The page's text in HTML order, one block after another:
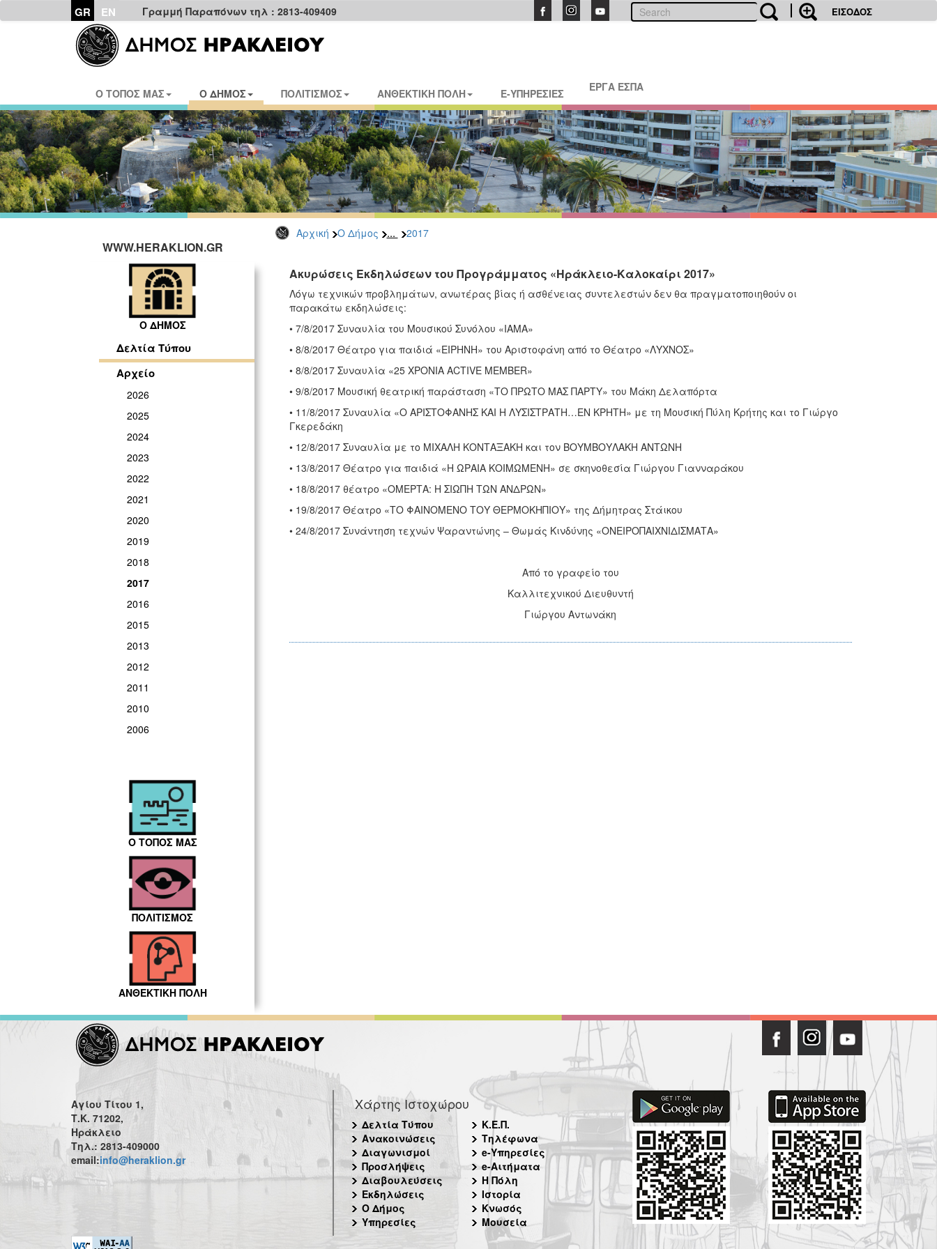
GR EN Γραμμή Παραπόνων τηλ : 2813-409409 ΕΙΣΟΔΟΣ
Ο ΤΟΠΟΣ ΜΑΣ Ο ΔΗΜΟΣ ΠΟΛΙΤΙΣΜΟΣ ΑΝΘΕΚΤΙΚΗ ΠΟΛΗ E-ΥΠΗΡΕΣΙΕΣ ΕΡΓΑ ΕΣΠΑ
Αρχική Ο Δήμος ... 2017
WWW.HERAKLION.GR
Ο ΔΗΜΟΣ
Δελτία Τύπου
Αρχείο
2026
2025
2024
2023
2022
2021
2020
2019
2018
2017
2016
2015
2013
2012
2011
2010
2006
Ο ΤΟΠΟΣ ΜΑΣ
ΠΟΛΙΤΙΣΜΟΣ
ΑΝΘΕΚΤΙΚΗ ΠΟΛΗ
Ακυρώσεις Εκδηλώσεων του Προγράμματος «Ηράκλειο-Καλοκαίρι 2017»
Λόγω τεχνικών προβλημάτων, ανωτέρας βίας ή ασθένειας συντελεστών δεν θα πραγματοποιηθούν οι
παρακάτω εκδηλώσεις:
• 7/8/2017 Συναυλία του Μουσικού Συνόλου «ΙΑΜΑ»
• 8/8/2017 Θέατρο για παιδιά «ΕΙΡΗΝΗ» του Αριστοφάνη από το Θέατρο «ΛΥΧΝΟΣ»
• 8/8/2017 Συναυλία «25 ΧΡΟΝΙΑ ACTIVE MEMBER»
• 9/8/2017 Μουσική θεατρική παράσταση «ΤΟ ΠΡΩΤΟ ΜΑΣ ΠΑΡΤΥ» του Μάκη Δελαπόρτα
• 11/8/2017 Συναυλία «Ο ΑΡΙΣΤΟΦΑΝΗΣ ΚΑΙ Η ΛΥΣΙΣΤΡΑΤΗ…ΕΝ ΚΡΗΤΗ» με τη Μουσική Πύλη Κρήτης και το Γιώργο
Γκερεδάκη
• 12/8/2017 Συναυλία με το ΜΙΧΑΛΗ ΚΟΝΤΑΞΑΚΗ και τον ΒΟΥΜΒΟΥΛΑΚΗ ΑΝΤΩΝΗ
• 13/8/2017 Θέατρο για παιδιά «Η ΩΡΑΙΑ ΚΟΙΜΩΜΕΝΗ» σε σκηνοθεσία Γιώργου Γιανναράκου
• 18/8/2017 θέατρο «ΟΜΕΡΤΑ: Η ΣΙΩΠΗ ΤΩΝ ΑΝΔΡΩΝ»
• 19/8/2017 Θέατρο «ΤΟ ΦΑΙΝΟΜΕΝΟ ΤΟΥ ΘΕΡΜΟΚΗΠΙΟΥ» της Δήμητρας Στάικου
• 24/8/2017 Συνάντηση τεχνών Ψαραντώνης – Θωμάς Κινδύνης «ΟΝΕΙΡΟΠΑΙΧΝΙΔΙΣΜΑΤΑ»
Από το γραφείο του
Καλλιτεχνικού Διευθυντή
Γιώργου Αντωνάκη
Αγίου Τίτου 1,
Τ.Κ. 71202,
Ηράκλειο
Τηλ.: 2813-409000
email:info@heraklion.gr
Χάρτης Ιστοχώρου
Δελτία Τύπου
Ανακοινώσεις
Διαγωνισμοί
Προσλήψεις
Διαβουλεύσεις
Εκδηλώσεις
Ο Δήμος
Υπηρεσίες
Κ.Ε.Π.
Τηλέφωνα
e-Υπηρεσίες
e-Αιτήματα
Η Πόλη
Ιστορία
Κνωσός
Μουσεία